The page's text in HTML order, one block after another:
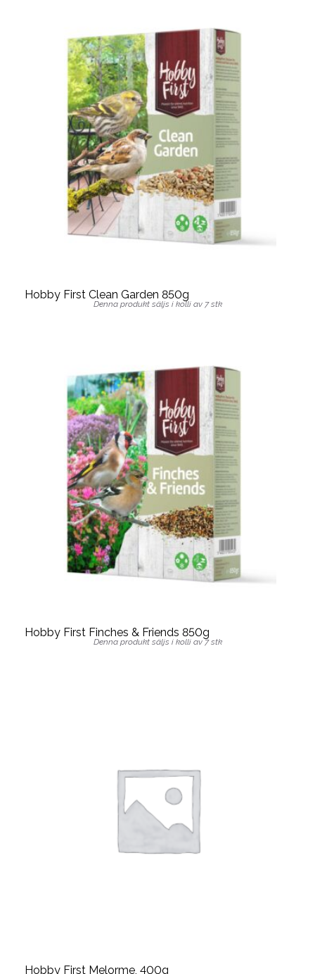
Hobby First Clean Garden 850g
Denna produkt säljs i kolli av 7 stk
Hobby First Finches & Friends 850g
Denna produkt säljs i kolli av 7 stk
Hobby First Melorme, 400g